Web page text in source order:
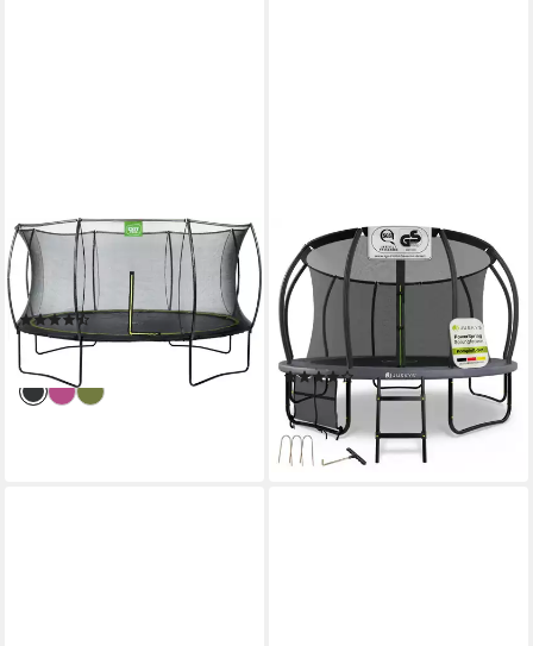
EXIT
Gartentrampolin Silhouette, Ø
427 cm, mit Sicherheitsnetz
(18)
449,00 €
lieferbar - in 5-6 Werktagen bei dir
JUSKYS
Gartentrampolin Skybounce,
Ø 366 cm, Ø 366 cm,
Komplett-Set mit Leiter,
Getränkehalter, Bodenanker
(4)
229,99 € 289,99 €
-21%
lieferbar - in 2-3 Werktagen bei dir